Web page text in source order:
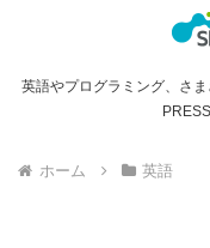
英語やプログラミング、さ
ホーム 英語